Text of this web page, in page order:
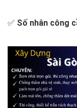
✅ Số nhân công